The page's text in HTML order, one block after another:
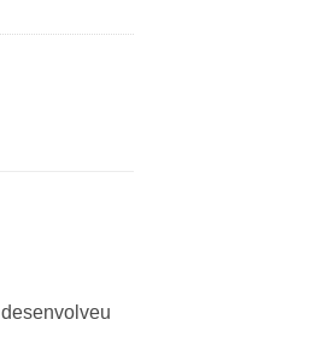
desenvolveu